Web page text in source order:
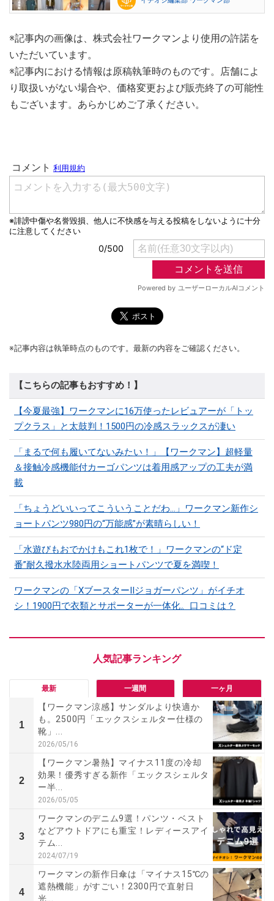
※記事内の画像は、株式会社ワークマンより使用の許諾を
いただいています。
※記事内における情報は原稿執筆時のものです。店舗によ
り取扱いがない場合や、価格変更および販売終了の可能性
もございます。あらかじめご了承ください。
※記事内容は執筆時点のものです。最新の内容をご確認ください。
【こちらの記事もおすすめ！】
【今夏最強】ワークマンに16万使ったレビュアーが「トッ
プクラス」と太鼓判！1500円の冷感スラックスが凄い
「まるで何も履いてないみたい！」【ワークマン】超軽量
＆接触冷感機能付カーゴパンツは着用感アップの工夫が満
載
「ちょうどいいってこういうことだわ...」ワークマン新作シ
ョートパンツ980円の“万能感”が素晴らしい！
「水遊びもおでかけもこれ1枚で！」ワークマンの“ド定
番”耐久撥水水陸両用ショートパンツで夏を満喫！
ワークマンの「XブースターⅡジョガーパンツ」がイチオ
シ！1900円で衣類とサポーターが一体化。口コミは？
最新 一週間 一ヶ月
1
【ワークマン涼感】サンダルより快適か
も。2500円「エックスシェルター仕様の
靴」...
2026/05/16
2
【ワークマン暑熱】マイナス11度の冷却
効果！優秀すぎる新作「エックスシェルタ
ー半...
2026/05/05
3
ワークマンのデニム9選！パンツ・ベスト
などアウトドアにも重宝！レディースアイ
テム...
2024/07/19
4
ワークマンの新作日傘は「マイナス15℃の
遮熱機能」がすごい！2300円で直射日
光...